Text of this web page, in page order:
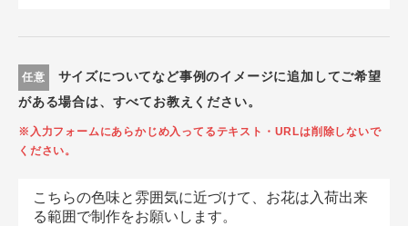
任意
サイズについてなど事例のイメージに追加してご希望
がある場合は、すべてお教えください。
※入力フォームにあらかじめ入ってるテキスト・URLは削除しないで
ください。